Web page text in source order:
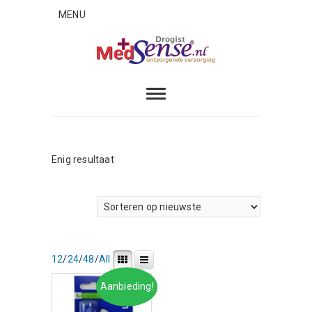
MENU
Enig resultaat
12/24/48/All
Aanbieding!